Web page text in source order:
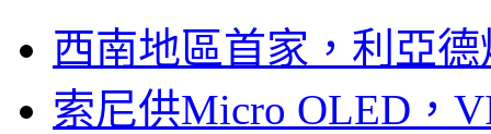
西南地區首家，利亞
索尼供Micro OLED，